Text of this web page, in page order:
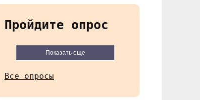
Пройдите опрос
Показать еще
Все опросы